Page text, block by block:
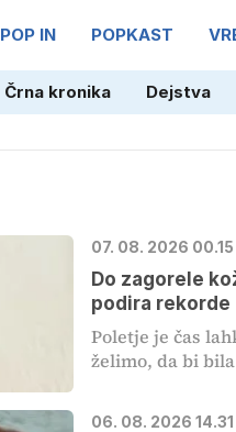
POP IN POPKAST
Črna kronika Dejstva
07. 08. 2026 00.15
Do zagorele
podira rekorde
Poletje je čas
želimo, da bi
06. 08. 2026 14.31